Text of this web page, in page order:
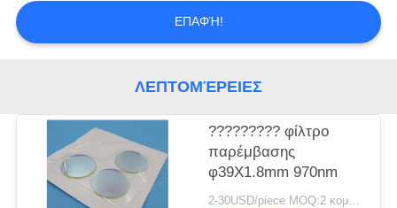
ΕΠΑΦΉ
ΜΕ
ΈΝΑ
ΑΠΌΣΠΑΣΜΑ
ΕΠΑΦΉ!
ΛΕΠΤΟΜΈΡΕΙΕΣ
????????? φίλτρο
παρέμβασης
φ39X1.8mm 970nm
2-30USD/piece MOQ:2 κομμάτια